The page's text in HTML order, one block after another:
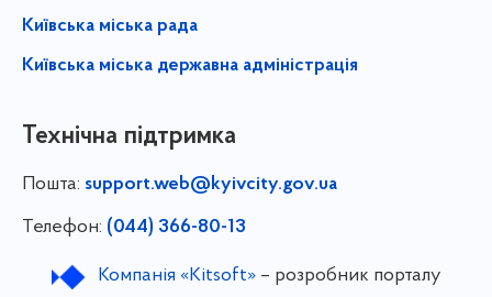
Київська міська рада
Київська міська державна адміністрація
Технічна підтримка
Пошта: support.web@kyivcity.gov.ua
Телефон: (044) 366-80-13
Компанія «Kitsoft»– розробник порталу